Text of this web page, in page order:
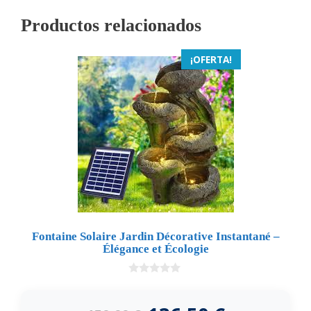
Productos relacionados
¡OFERTA!
Fontaine Solaire Jardin Décorative Instantané –
Élégance et Écologie